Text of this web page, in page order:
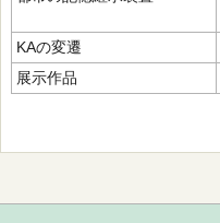
KAの変遷
展示作品